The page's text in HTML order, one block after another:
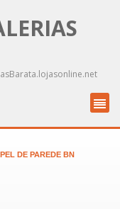
DE PAREDE BN